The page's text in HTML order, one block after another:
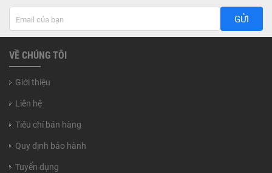
GỬI
VỀ CHÚNG TÔI
Giới thiệu
Liên hệ
Tiêu chí bán hàng
Quy định bảo hành
Tuyển dụng